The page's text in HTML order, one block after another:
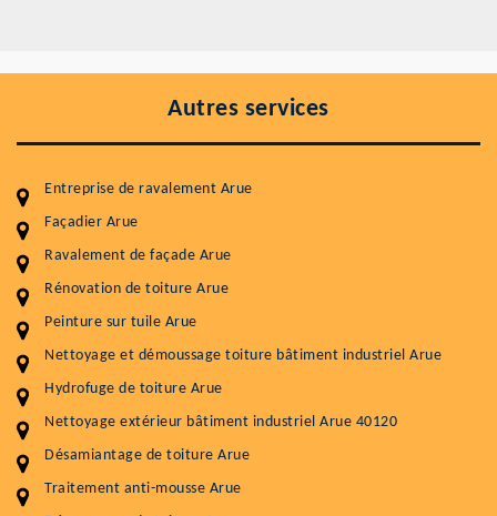
Autres services
Entreprise de ravalement Arue
Façadier Arue
Ravalement de façade Arue
Rénovation de toiture Arue
Peinture sur tuile Arue
Nettoyage et démoussage toiture bâtiment industriel Arue
Hydrofuge de toiture Arue
Nettoyage extérieur bâtiment industriel Arue 40120
Désamiantage de toiture Arue
Traitement anti-mousse Arue
Entretenir votre toiture, c'est préserver sa
durabilité
Plus de 15 ans d'expérience en couverture et facade
Service
Nettoyageb toiture
Démoussage toiture
Traitement hydrofuge toiture